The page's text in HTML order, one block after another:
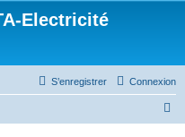
Electricité
Connexion
S’enregistrer